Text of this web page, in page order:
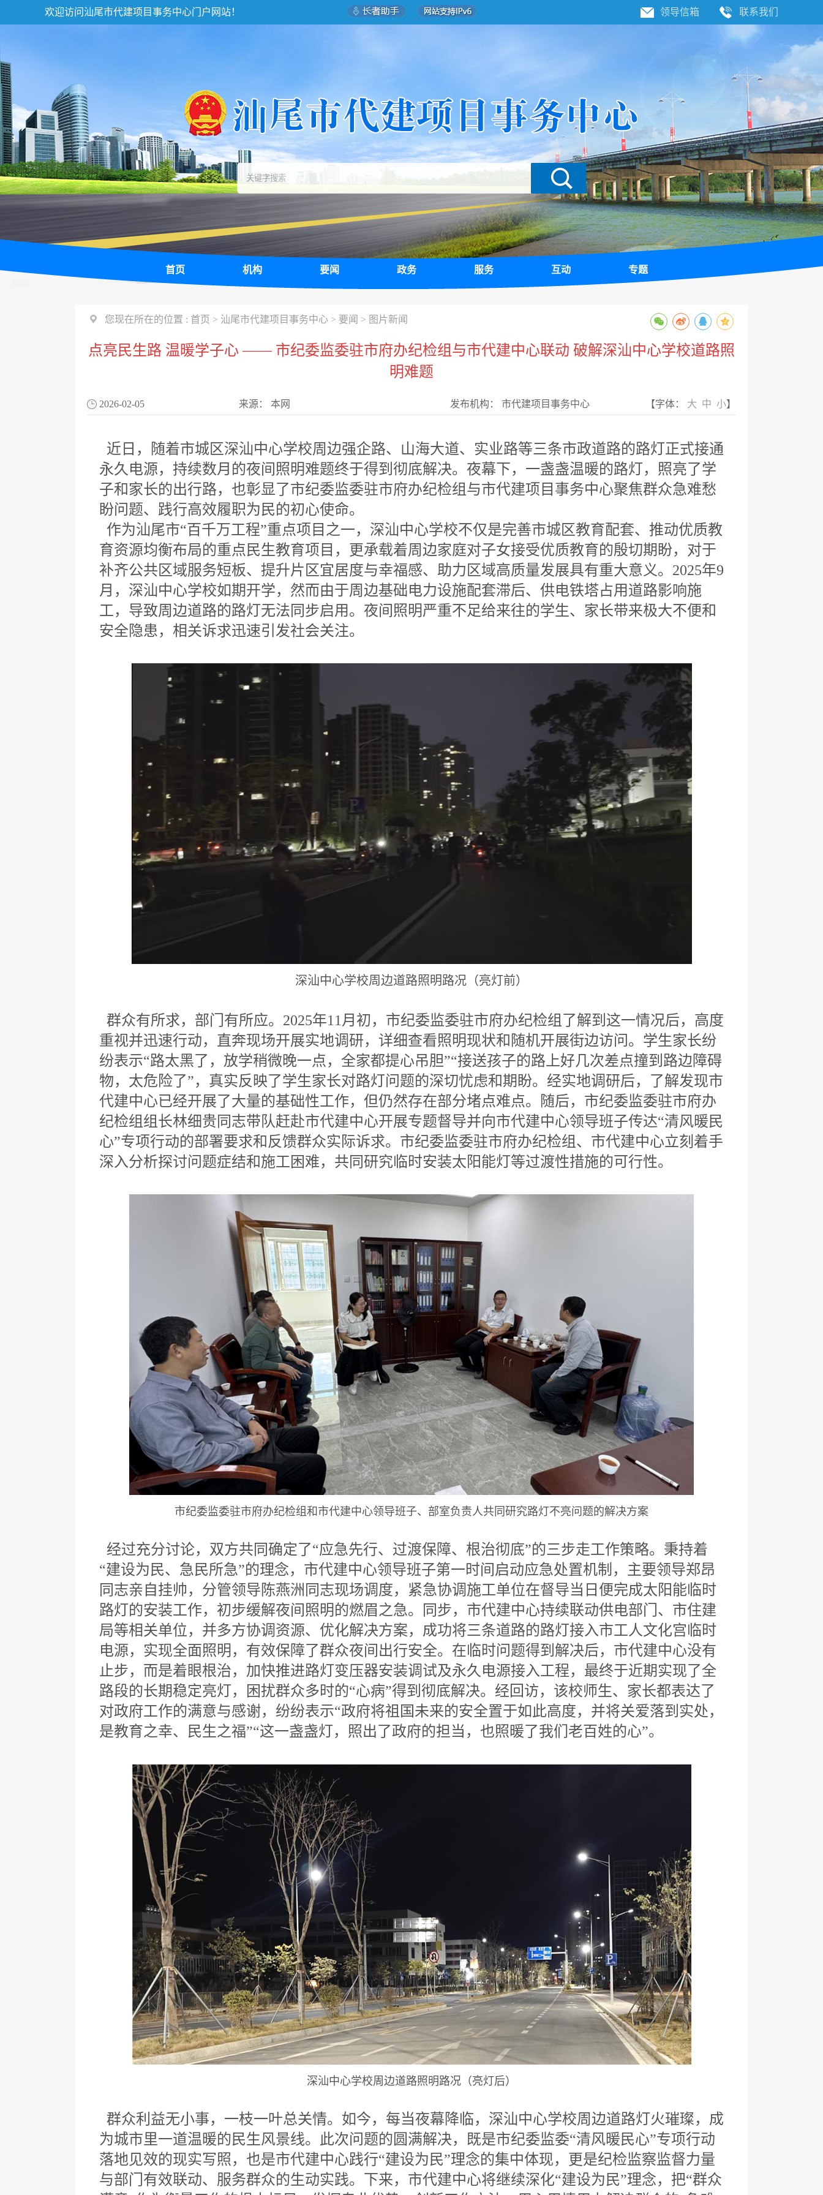
欢迎访问汕尾市代建项目事务中心门户网站！ 领导信箱 联系我们
首页 机构 要闻 政务 服务 互动 专题
您现在所在的位置 : 首页 > 汕尾市代建项目事务中心 > 要闻 > 图片新闻
点亮民生路 温暖学子心 —— 市纪委监委驻市府办纪检组与市代建中心联动 破解深汕中心学校道路照
明难题
2026-02-05 来源： 本网 发布机构： 市代建项目事务中心 【字体： 大 中 小】
近日，随着市城区深汕中心学校周边强企路、山海大道、实业路等三条市政道路的路灯正式接通
永久电源，持续数月的夜间照明难题终于得到彻底解决。夜幕下，一盏盏温暖的路灯，照亮了学
子和家长的出行路，也彰显了市纪委监委驻市府办纪检组与市代建项目事务中心聚焦群众急难愁
盼问题、践行高效履职为民的初心使命。
作为汕尾市“百千万工程”重点项目之一，深汕中心学校不仅是完善市城区教育配套、推动优质教
育资源均衡布局的重点民生教育项目，更承载着周边家庭对子女接受优质教育的殷切期盼，对于
补齐公共区域服务短板、提升片区宜居度与幸福感、助力区域高质量发展具有重大意义。2025年9
月，深汕中心学校如期开学，然而由于周边基础电力设施配套滞后、供电铁塔占用道路影响施
工，导致周边道路的路灯无法同步启用。夜间照明严重不足给来往的学生、家长带来极大不便和
安全隐患，相关诉求迅速引发社会关注。
深汕中心学校周边道路照明路况（亮灯前）
群众有所求，部门有所应。2025年11月初，市纪委监委驻市府办纪检组了解到这一情况后，高度
重视并迅速行动，直奔现场开展实地调研，详细查看照明现状和随机开展街边访问。学生家长纷
纷表示“路太黑了，放学稍微晚一点，全家都提心吊胆”“接送孩子的路上好几次差点撞到路边障碍
物，太危险了”，真实反映了学生家长对路灯问题的深切忧虑和期盼。经实地调研后，了解发现市
代建中心已经开展了大量的基础性工作，但仍然存在部分堵点难点。随后，市纪委监委驻市府办
纪检组组长林细贵同志带队赶赴市代建中心开展专题督导并向市代建中心领导班子传达“清风暖民
心”专项行动的部署要求和反馈群众实际诉求。市纪委监委驻市府办纪检组、市代建中心立刻着手
深入分析探讨问题症结和施工困难，共同研究临时安装太阳能灯等过渡性措施的可行性。
市纪委监委驻市府办纪检组和市代建中心领导班子、部室负责人共同研究路灯不亮问题的解决方案
经过充分讨论，双方共同确定了“应急先行、过渡保障、根治彻底”的三步走工作策略。秉持着
“建设为民、急民所急”的理念，市代建中心领导班子第一时间启动应急处置机制，主要领导郑昂
同志亲自挂帅，分管领导陈燕洲同志现场调度，紧急协调施工单位在督导当日便完成太阳能临时
路灯的安装工作，初步缓解夜间照明的燃眉之急。同步，市代建中心持续联动供电部门、市住建
局等相关单位，并多方协调资源、优化解决方案，成功将三条道路的路灯接入市工人文化宫临时
电源，实现全面照明，有效保障了群众夜间出行安全。在临时问题得到解决后，市代建中心没有
止步，而是着眼根治，加快推进路灯变压器安装调试及永久电源接入工程，最终于近期实现了全
路段的长期稳定亮灯，困扰群众多时的“心病”得到彻底解决。经回访，该校师生、家长都表达了
对政府工作的满意与感谢，纷纷表示“政府将祖国未来的安全置于如此高度，并将关爱落到实处，
是教育之幸、民生之福”“这一盏盏灯，照出了政府的担当，也照暖了我们老百姓的心”。
深汕中心学校周边道路照明路况（亮灯后）
群众利益无小事，一枝一叶总关情。如今，每当夜幕降临，深汕中心学校周边道路灯火璀璨，成
为城市里一道温暖的民生风景线。此次问题的圆满解决，既是市纪委监委“清风暖民心”专项行动
落地见效的现实写照，也是市代建中心践行“建设为民”理念的集中体现，更是纪检监察监督力量
与部门有效联动、服务群众的生动实践。下来，市代建中心将继续深化“建设为民”理念，把“群众